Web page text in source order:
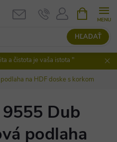
HĽADAŤ
KOŠÍK
a čistota je vaša istota "
na HDF doske s korkom
Dub
podlaha